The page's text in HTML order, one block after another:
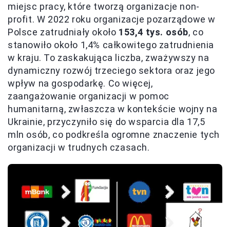
miejsc pracy, które tworzą organizacje non-
profit. W 2022 roku organizacje pozarządowe w
Polsce zatrudniały około 153,4 tys. osób, co
stanowiło około 1,4% całkowitego zatrudnienia
w kraju. To zaskakująca liczba, zważywszy na
dynamiczny rozwój trzeciego sektora oraz jego
wpływ na gospodarkę. Co więcej,
zaangażowanie organizacji w pomoc
humanitarną, zwłaszcza w kontekście wojny na
Ukrainie, przyczyniło się do wsparcia dla 17,5
mln osób, co podkreśla ogromne znaczenie tych
organizacji w trudnych czasach.